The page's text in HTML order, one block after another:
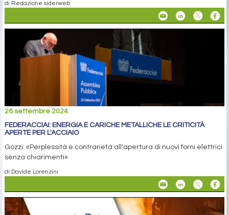
di Redazione siderweb
26 settembre 2024
FEDERACCIAI: ENERGIA E CARICHE METALLICHE LE CRITICITÀ
APERTE PER L'ACCIAIO
Gozzi: «Perplessità e contrarietà all'apertura di nuovi forni elettrici
senza chiarimenti»
di Davide Lorenzini